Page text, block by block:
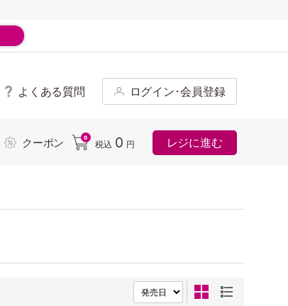
よくある質問 ログイン･会員登録
クーポン 0
税込 0 円 レジに進む